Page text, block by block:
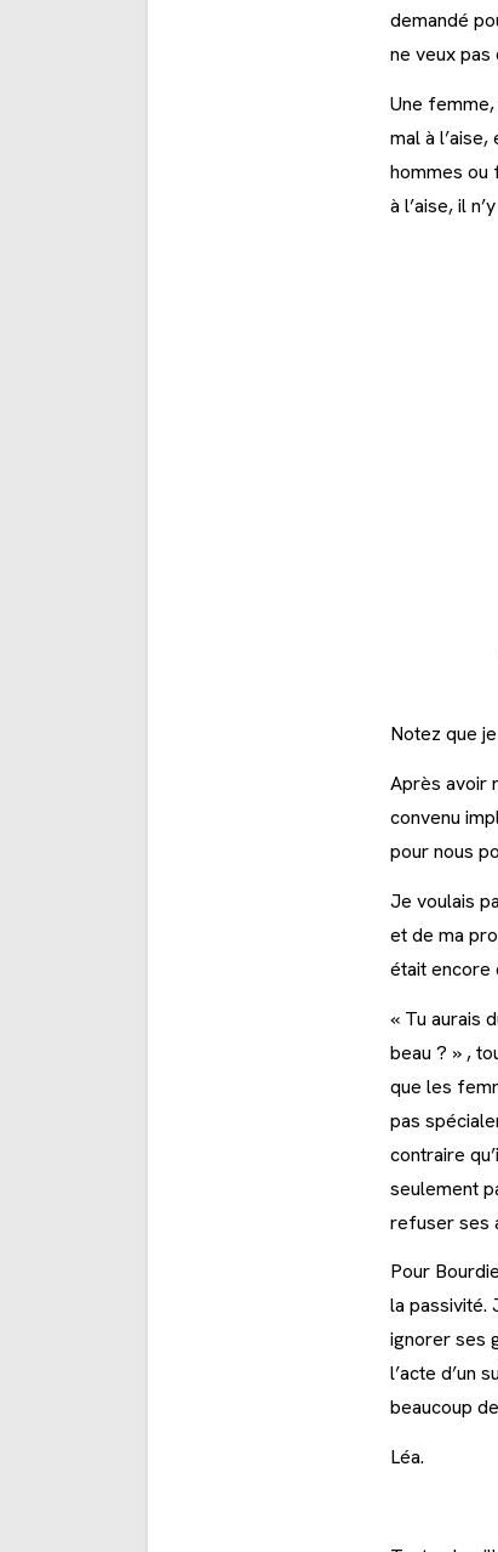
demandé
ne veux pas
Une femme,
mal à
hommes ou
à l’aise, il
Notez que
Après avoir
convenu
pour nous
Je voulais
et de ma
était encore
« Tu aurais
beau ? » ,
que les
pas
contraire
seulement
refuser ses
Pour
la passivité.
ignorer ses
l’acte d’un
beaucoup
Léa.